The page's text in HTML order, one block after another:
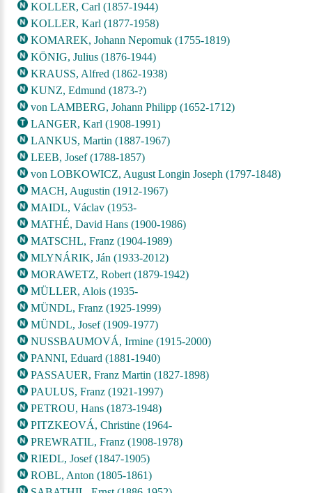
KOLLER, Carl (1857-1944)
KOLLER, Karl (1877-1958)
KOMAREK, Johann Nepomuk (1755-1819)
KÖNIG, Julius (1876-1944)
KRAUSS, Alfred (1862-1938)
KUNZ, Edmund (1873-?)
von LAMBERG, Johann Philipp (1652-1712)
LANGER, Karl (1908-1991)
LANKUS, Martin (1887-1967)
LEEB, Josef (1788-1857)
von LOBKOWICZ, August Longin Joseph (1797-1848)
MACH, Augustin (1912-1967)
MAIDL, Václav (1953-
MATHÉ, David Hans (1900-1986)
MATSCHL, Franz (1904-1989)
MLYNÁRIK, Ján (1933-2012)
MORAWETZ, Robert (1879-1942)
MÜLLER, Alois (1935-
MÜNDL, Franz (1925-1999)
MÜNDL, Josef (1909-1977)
NUSSBAUMOVÁ, Irmine (1915-2000)
PANNI, Eduard (1881-1940)
PASSAUER, Franz Martin (1827-1898)
PAULUS, Franz (1921-1997)
PETROU, Hans (1873-1948)
PITZKEOVÁ, Christine (1964-
PREWRATIL, Franz (1908-1978)
RIEDL, Josef (1847-1905)
ROBL, Anton (1805-1861)